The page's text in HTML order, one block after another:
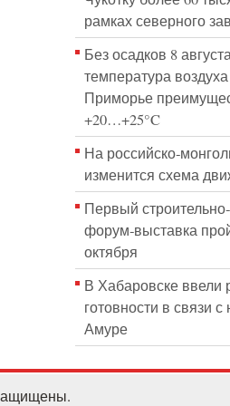
рамках северного
Без осадков 8
температура
Приморье
+20…+25°C
На
изменится схема
Первый
форум‑выставка
октября
В Хабаровске
готовности в связи
Амуре